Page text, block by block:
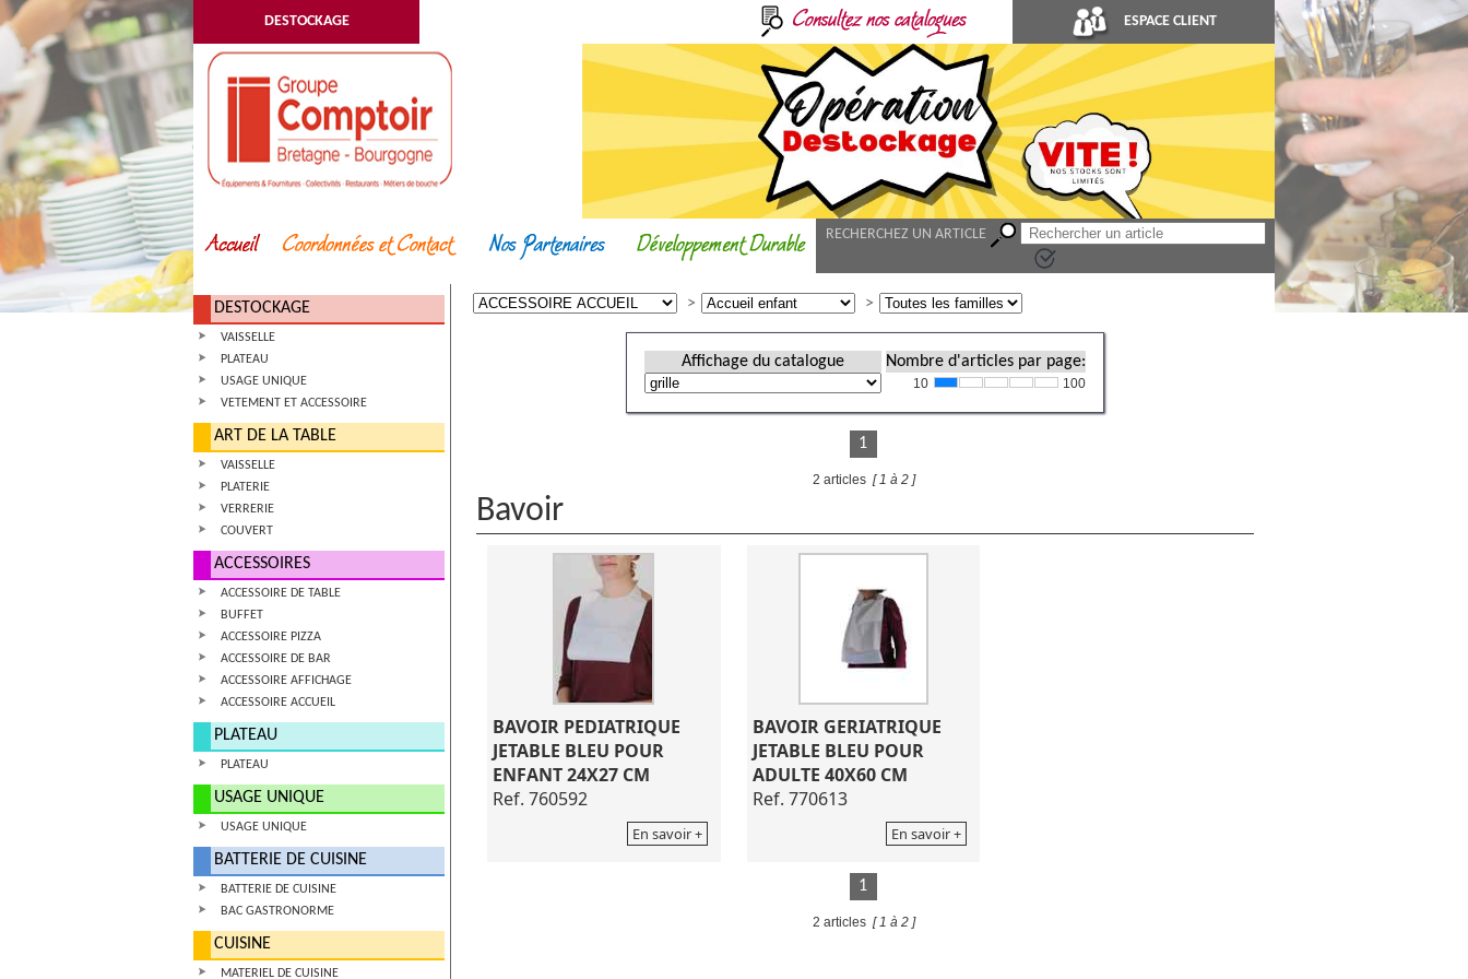
DESTOCKAGE ESPACE CLIENT
RECHERCHEZ UN ARTICLE
DESTOCKAGE
VAISSELLE
PLATEAU
USAGE UNIQUE
VETEMENT ET ACCESSOIRE
ART DE LA TABLE
VAISSELLE
PLATERIE
VERRERIE
COUVERT
ACCESSOIRES
ACCESSOIRE DE TABLE
BUFFET
ACCESSOIRE PIZZA
ACCESSOIRE DE BAR
ACCESSOIRE AFFICHAGE
ACCESSOIRE ACCUEIL
PLATEAU
PLATEAU
USAGE UNIQUE
USAGE UNIQUE
BATTERIE DE CUISINE
BATTERIE DE CUISINE
BAC GASTRONORME
CUISINE
MATERIEL DE CUISINE
Affichage du catalogue Nombre d'articles par page:
10 100
1
2 articles [ 1 à 2 ]
Bavoir
BAVOIR PEDIATRIQUE
JETABLE BLEU POUR
ENFANT 24X27 CM
Ref. 760592
En savoir +
BAVOIR GERIATRIQUE
JETABLE BLEU POUR
ADULTE 40X60 CM
Ref. 770613
En savoir +
1
2 articles [ 1 à 2 ]